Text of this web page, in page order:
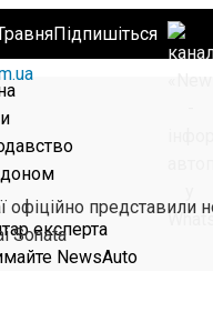
Підпишіться
експерта
NewsAuto
офіційно представили
Sonata